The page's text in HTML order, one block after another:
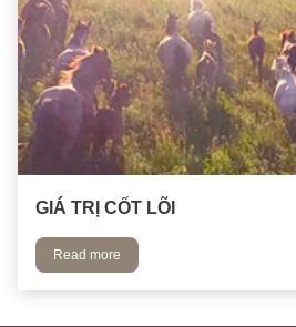
GIÁ TRỊ CỐT LÕI
Read more